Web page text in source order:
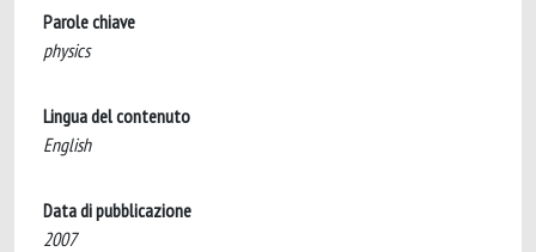
Parole chiave
physics
Lingua del contenuto
English
Data di pubblicazione
2007